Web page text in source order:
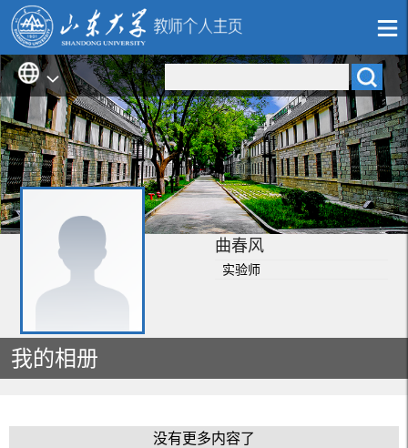
曲春风
实验师
我的相册
没有更多内容了